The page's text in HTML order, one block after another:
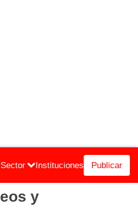
Sector Instituciones Publicar
y